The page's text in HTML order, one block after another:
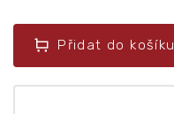
Přidat do košíku